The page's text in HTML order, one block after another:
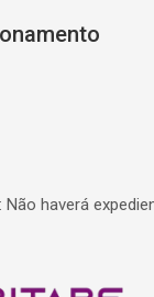
: Não haverá